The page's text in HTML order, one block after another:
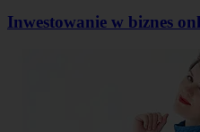
Inwestowanie w biznes